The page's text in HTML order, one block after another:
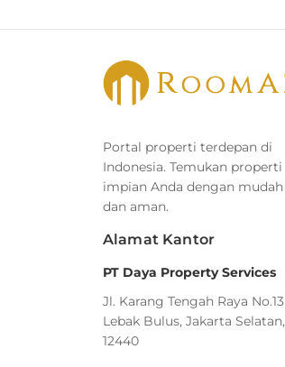
Portal properti terdepan di
Indonesia. Temukan properti
impian Anda dengan mudah
dan aman.
Alamat Kantor
PT Daya Property Services
Jl. Karang Tengah Raya No.13
Lebak Bulus, Jakarta Selatan,
12440